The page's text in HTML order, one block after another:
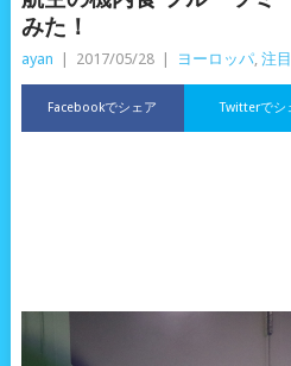
みた！
ayan 2017/05/28 ヨーロッパ, 注
Facebookでシェア Twitterでシ